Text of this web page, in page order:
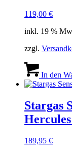
119,00 €
inkl. 19 %
zzgl.
In den
Stargas
189,95 €